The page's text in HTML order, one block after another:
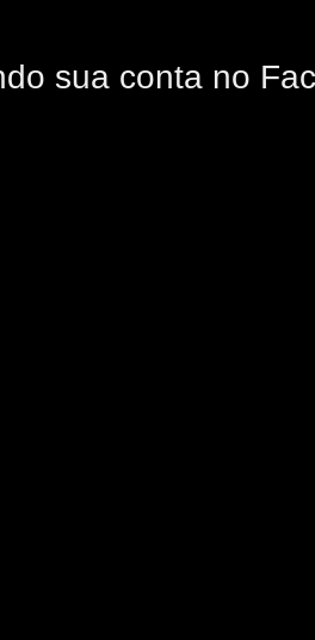
sua conta no